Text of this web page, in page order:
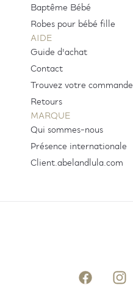
Baptême Bébé
Robes pour bébé fille
AIDE
Guide d'achat
Contact
Trouvez votre commande
Retours
MARQUE
Qui sommes-nous
Présence internationale
Client.abelandlula.com